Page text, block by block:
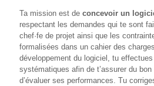
Ta mission est de concevoir un
respectant les demandes qui te sont
chef·fe de projet ainsi que les
formalisées dans un cahier des
développement du logiciel, tu effectues
systématiques afin de t’assurer du
d’évaluer ses performances. Tu
SocioConnect
– Aider son
numérique